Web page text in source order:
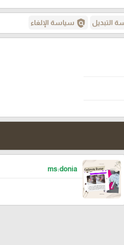
التبديل policy سياسة الإلغاء
ms:donia